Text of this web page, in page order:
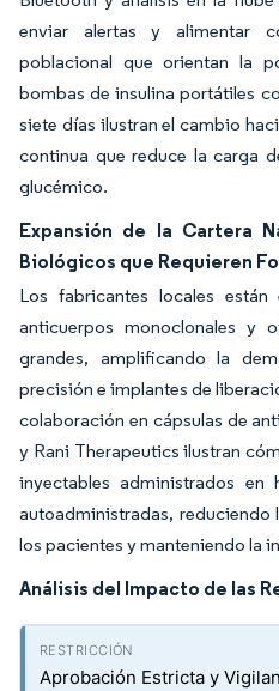
enviar alertas y alimentar
poblacional que orientan la
bombas de insulina portátiles
siete días ilustran el cambio
continua que reduce la carga
glucémico.
Expansión de la Cartera
Biológicos que Requieren
Los fabricantes locales
anticuerpos monoclonales y
grandes, amplificando la
precisión e implantes de
colaboración en cápsulas de
y Rani Therapeutics ilustran
inyectables administrados en
autoadministradas, reduciendo
los pacientes y manteniendo la
Análisis del Impacto de las
Aprobación Estricta y